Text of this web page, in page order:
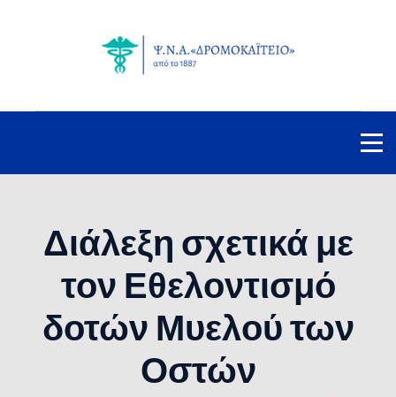
Διάλεξη σχετικά με
τον Εθελοντισμό
δοτών Μυελού των
Οστών